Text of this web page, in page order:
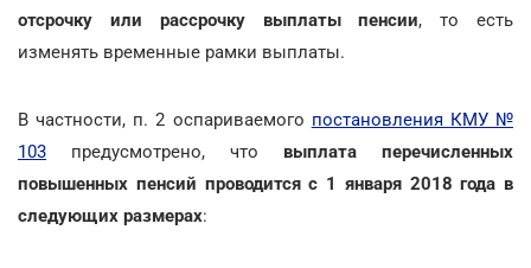
отсрочку или рассрочку выплаты пенсии, то есть
изменять временные рамки выплаты.
В частности, п. 2 оспариваемого постановления КМУ №
103 предусмотрено, что выплата перечисленных
повышенных пенсий проводится с 1 января 2018 года в
следующих размерах: